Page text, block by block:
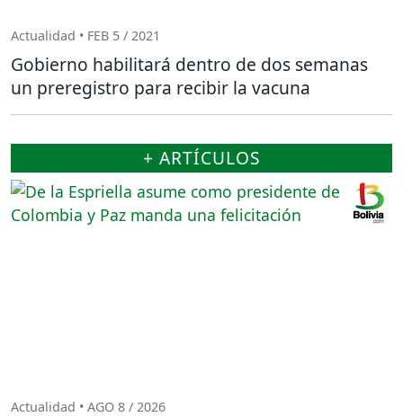
Actualidad • FEB 5 / 2021
Gobierno habilitará dentro de dos semanas
un preregistro para recibir la vacuna
+ ARTÍCULOS
Actualidad • AGO 8 / 2026